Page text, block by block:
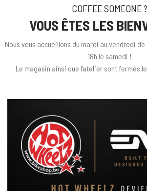
COFFEE SOMEONE ?
VOUS ÊTES LES
Nous vous accueillons du mardi au vendredi de
18h le samedi !
Le magasin ainsi que l’atelier sont fermés